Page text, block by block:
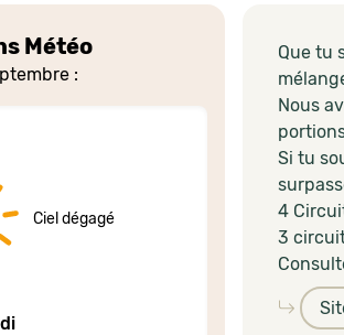
Météo
:
Ciel dégagé
Que tu
Nous
Si tu
4
3